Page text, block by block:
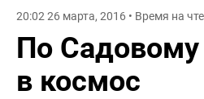
20:02 26 марта, 2016 • Время на
По Садовому
в космос